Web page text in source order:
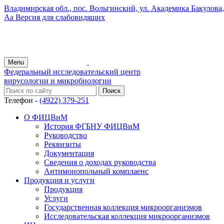
Владимирская обл., пос. Вольгинский, ул. Академика Бакулова,
Аа Версия для слабовидящих
Menu
Федеральный исследовательский центр
вирусологии и микробиологии
Телефон - (4922) 379-251
О ФИЦВиМ
История ФГБНУ ФИЦВиМ
Руководство
Реквизиты
Документация
Сведения о доходах руководства
Антимонопольный комплаенс
Продукция и услуги
Продукция
Услуги
Государственная коллекция микроорганизмов
Исследовательская коллекция микроорганизмов